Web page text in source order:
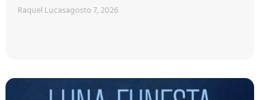
Raquel Lucasagosto 7, 2026